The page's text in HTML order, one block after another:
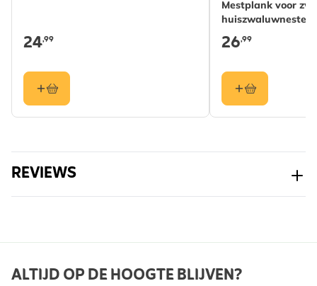
huiszwaluwen zelf aanvullende nesten bouwen.
Aanbevolen door Vogelbescherming Nederland.
Exclusief verkrijgbaar bij Vivara.
Afmetingen: breedte 20 cm, hoogte 11 cm, diepte 16
cm
Materiaal: vurenhout, multiplex en houtbeton
24,99
Mestplank voor
huiszwaluwnesten
26,99
REVIEWS
ALTIJD OP DE HOOGTE BLIJVEN?